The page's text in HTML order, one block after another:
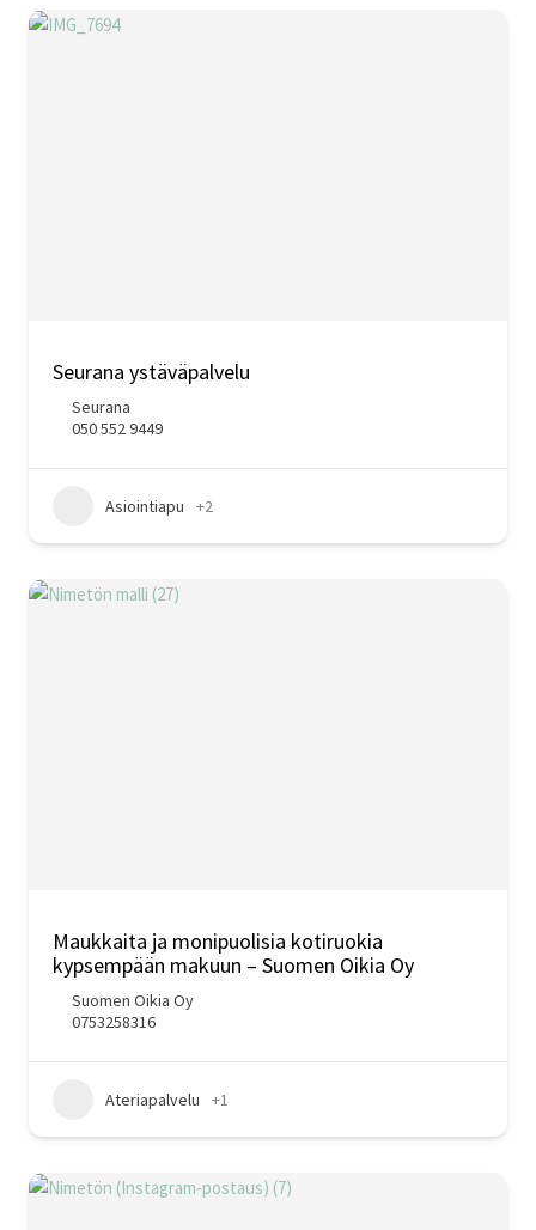
Seurana ystäväpalvelu
Seurana
050 552 9449
Asiointiapu +2
Maukkaita ja monipuolisia kotiruokia
kypsempään makuun – Suomen Oikia Oy
Suomen Oikia Oy
0753258316
Ateriapalvelu +1